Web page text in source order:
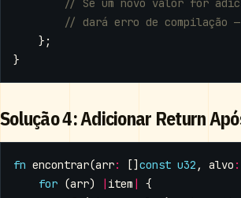
};
}
Solução 4: Adicionar Return
fn encontrar(arr: [] const u32 , alvo :
for (arr) | item |
{